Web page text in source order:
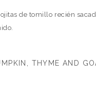
de tomillo recién
THYME AND